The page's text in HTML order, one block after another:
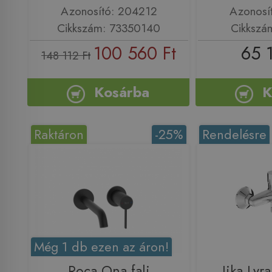
Azonosító: 204212
Cikkszám: 73350140
148 112 Ft 100 560 Ft
Kosárba
65
-25%
Raktáron
Még 1 db ezen az áron!
Rendelésre